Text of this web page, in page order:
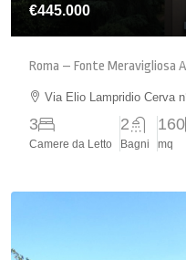
€445.000
Roma – Fonte Meravigliosa
Via Elio Lampridio Cerva
3
Camere da Letto
2
Bagni
160
mq